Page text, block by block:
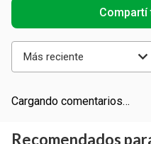
Más reciente
Cargando comentarios…
Recomendados